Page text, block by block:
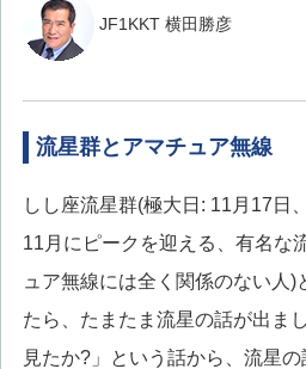
JF1KKT 横田勝彦
流星群とアマチュア無線
しし座流星群(極大日: 11月17日
11月にピークを迎える、有名な
ュア無線には全く関係のない人)
たら、たまたま流星の話が出ま
見たか?」という話から、流星